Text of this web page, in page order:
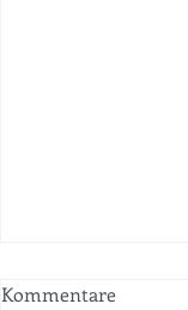
Kommentare